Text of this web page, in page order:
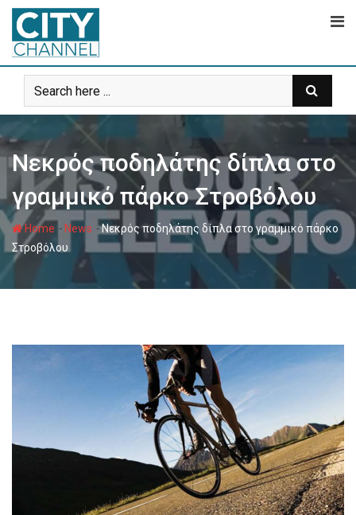
Skip
content
Νεκρός ποδηλάτης δίπλα στο
γραμμικό πάρκο Στροβόλου
Home - News -Νεκρός ποδηλάτης δίπλα στο γραμμικό πάρκο
Στροβόλου